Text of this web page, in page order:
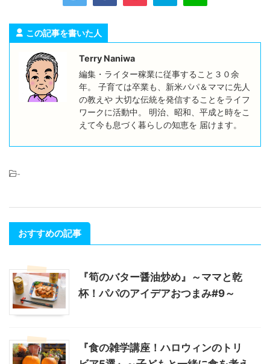
この記事を書いた人
Terry Naniwa
編集・ライター稼業に従事すること３０余
年。 子育ては卒業も、新米パパ＆ママに先人
の教えや 大切な伝統を発信することをライフ
ワークに活動中。 明治、昭和、平成と時をこ
えて今も息づく暮らしの知恵を 届けます。
-
おすすめの記事
『筍のバター醤油炒め』～ママと乾
杯！パパのアイデアおつまみ#9～
『食の雑学講座！ハロウィンのトリ